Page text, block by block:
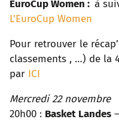
EuroCup Women : à
L’EuroCup Women
Pour retrouver le
classements , …) de la
par ICI
Mercredi 22 novembre
20h00 : Basket Landes